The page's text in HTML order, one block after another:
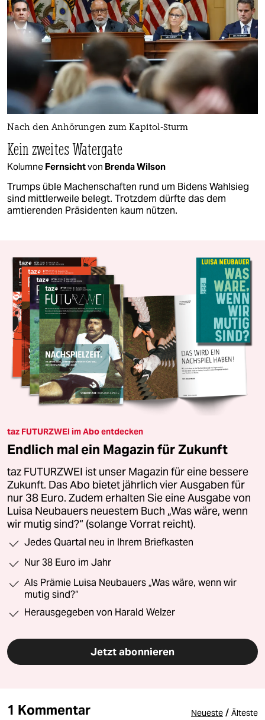
Nach den Anhörungen zum Kapitol-Sturm
Kein zweites Watergate
Kolumne Fernsichtvon Brenda Wilson
Trumps üble Machenschaften rund um Bidens Wahlsieg
sind mittlerweile belegt. Trotzdem dürfte das dem
amtierenden Präsidenten kaum nützen.
taz FUTURZWEI im Abo entdecken
Endlich mal ein Magazin für Zukunft
taz FUTURZWEI ist unser Magazin für eine bessere
Zukunft. Das Abo bietet jährlich vier Ausgaben für
nur 38 Euro. Zudem erhalten Sie eine Ausgabe von
Luisa Neubauers neuestem Buch „Was wäre, wenn
wir mutig sind?“ (solange Vorrat reicht).
Jedes Quartal neu in Ihrem Briefkasten
Nur 38 Euro im Jahr
Als Prämie Luisa Neubauers „Was wäre, wenn wir
mutig sind?“
Herausgegeben von Harald Welzer
Jetzt abonnieren
1 Kommentar Neueste / Älteste